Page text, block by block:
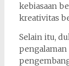
kebiasaan
kreativitas
Selain itu,
pengalaman